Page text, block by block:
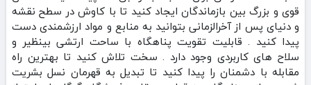
قوی و بزرگ بین بازماندگان ایجاد کنید تا با کاوش در سطح نقشه
و دنیای پس از آخرالزمانی بتوانید به منابع و مواد ارزشمندی دست
پیدا کنید . قابلیت تقویت پناهگاه با ساحت ارتشی بینظیر و
سلاح های کاربردی وجود دارد . سخت تلاش کنید تا بهترین راه
مقابله با دشمنان را پیدا کنید تا تبدیل به قهرمان نسل بشریت